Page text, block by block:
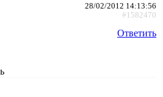
28/02/2012 14:13:56
#1582470
Ответить